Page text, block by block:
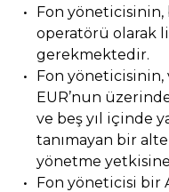
Fon
operatörü olarak
gerekmektedir.
Fon yöneticisinin,
EUR’nun
ve beş yıl içinde
tanımayan bir
yönetme
Fon yöneticisi bir